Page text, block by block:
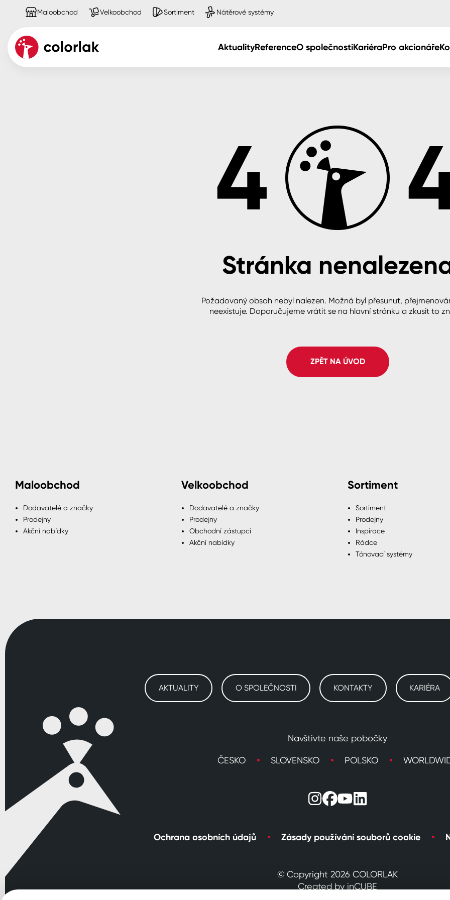
Maloobchod Velkoobchod Sortiment Nátěrové systémy
AktualityReferenceO společnostiKariéraPro akcionáře
Ředidla, tužidla, čističe, technickéStránka
Požadovaný obsah nebyl nalezen. Možná byl přesunut,
neexistuje. Doporučujeme vrátit se na hlavní stránku a zkusit to
ZPĚT NA ÚVOD
Maloobchod
Dodavatelé a značky
Prodejny
Akční nabídky
Velkoobchod
Dodavatelé a značky
Prodejny
Obchodní zástupci
Akční nabídky
Sortiment
Sortiment
Prodejny
Inspirace
Rádce
Tónovací systémy
AKTUALITY O SPOLEČNOSTI KONTAKTY KARIÉRA
Navštivte naše pobočky
ČESKO SLOVENSKO POLSKO
Ochrana osobních údajů Zásady používání souborů cookie
© Copyright 2026 COLORLAK
Created by inCUBE